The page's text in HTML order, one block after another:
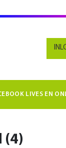
LIVES EN
(4)